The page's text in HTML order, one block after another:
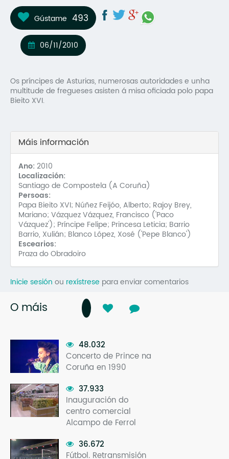
Gústame 493
06/11/2010
Os príncipes de Asturias, numerosas autoridades e unha
multitude de fregueses asisten á misa oficiada polo papa
Bieito XVI.
Máis información
Ano: 2010
Localización:
Santiago de Compostela (A Coruña)
Persoas:
Papa Bieito XVI; Núñez Feijóo, Alberto; Rajoy Brey,
Mariano; Vázquez Vázquez, Francisco ('Paco
Vázquez'); Príncipe Felipe; Princesa Leticia; Barrio
Barrio, Xulián; Blanco López, Xosé ('Pepe Blanco')
Escearios:
Praza do Obradoiro
Inicie sesión ou rexístrese para enviar comentarios
O máis
48.032
Concerto de Prince na
Coruña en 1990
37.933
Inauguración do
centro comercial
Alcampo de Ferrol
36.672
Fútbol. Retransmisión